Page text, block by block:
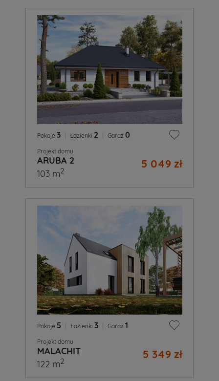
Pokoje 3 Łazienki 2 Garaż 0
Projekt domu
ARUBA 2 5 049 zł
103 m2
Pokoje 5 Łazienki 3 Garaż 1
Projekt domu
MALACHIT 5 349 zł
122 m2